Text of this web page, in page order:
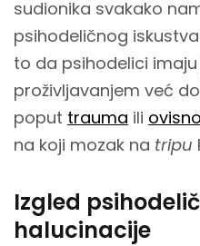
sudionika svakako
psihodeličnog
to da psihodelici
proživljavanjem već
poput trauma ili
na koji mozak na tripu
Izgled
halucinacije